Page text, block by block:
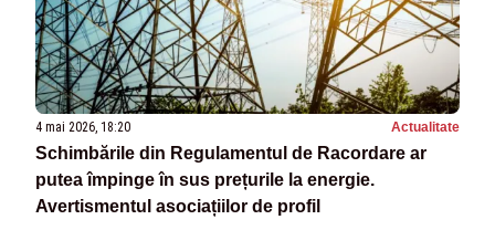
4 mai 2026, 18:20 Actualitate
Schimbările din Regulamentul de Racordare ar
putea împinge în sus prețurile la energie.
Avertismentul asociațiilor de profil